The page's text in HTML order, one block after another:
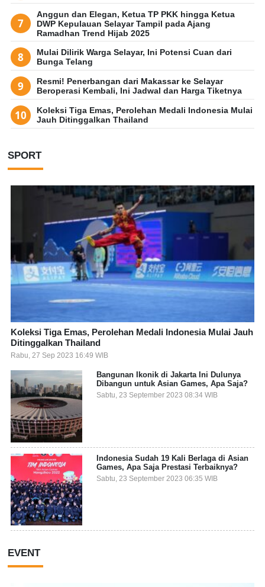
Anggun dan Elegan, Ketua TP PKK hingga Ketua
DWP Kepulauan Selayar Tampil pada Ajang
Ramadhan Trend Hijab 2025
Mulai Dilirik Warga Selayar, Ini Potensi Cuan dari
Bunga Telang
Resmi! Penerbangan dari Makassar ke Selayar
Beroperasi Kembali, Ini Jadwal dan Harga Tiketnya
Koleksi Tiga Emas, Perolehan Medali Indonesia Mulai
Jauh Ditinggalkan Thailand
SPORT
Koleksi Tiga Emas, Perolehan Medali Indonesia Mulai Jauh
Ditinggalkan Thailand
Rabu, 27 Sep 2023 16:49 WIB
Bangunan Ikonik di Jakarta Ini Dulunya
Dibangun untuk Asian Games, Apa Saja?
Sabtu, 23 September 2023 08:34 WIB
Indonesia Sudah 19 Kali Berlaga di Asian
Games, Apa Saja Prestasi Terbaiknya?
Sabtu, 23 September 2023 06:35 WIB
EVENT